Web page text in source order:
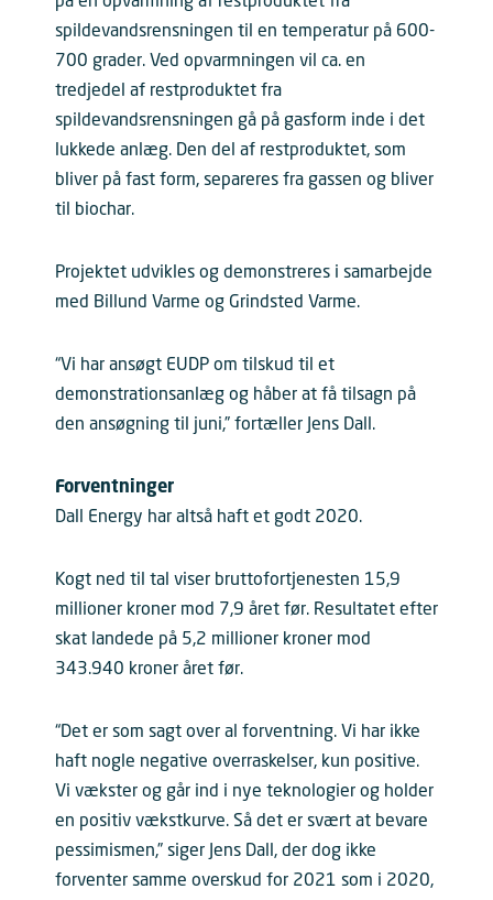
spildevandsrensningen til en temperatur på 600-
700 grader. Ved opvarmningen vil ca. en
tredjedel af restproduktet fra
spildevandsrensningen gå på gasform inde i det
lukkede anlæg. Den del af restproduktet, som
bliver på fast form, separeres fra gassen og bliver
til biochar.
Projektet udvikles og demonstreres i samarbejde
med Billund Varme og Grindsted Varme.
“Vi har ansøgt EUDP om tilskud til et
demonstrationsanlæg og håber at få tilsagn på
den ansøgning til juni,” fortæller Jens Dall.
Forventninger
Dall Energy har altså haft et godt 2020.
Kogt ned til tal viser bruttofortjenesten 15,9
millioner kroner mod 7,9 året før. Resultatet efter
skat landede på 5,2 millioner kroner mod
343.940 kroner året før.
“Det er som sagt over al forventning. Vi har ikke
haft nogle negative overraskelser, kun positive.
Vi vækster og går ind i nye teknologier og holder
en positiv vækstkurve. Så det er svært at bevare
pessimismen,” siger Jens Dall, der dog ikke
forventer samme overskud for 2021 som i 2020,